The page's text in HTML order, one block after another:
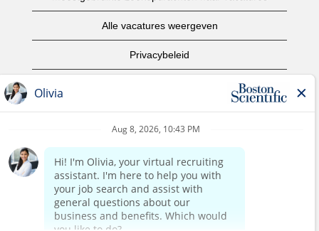
Alle vacatures weergeven
Privacybeleid
Copyright informatie
Startpagina van het bedrijf